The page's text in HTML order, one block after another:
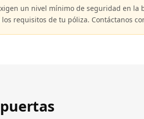
un nivel mínimo de seguridad en
requisitos de tu póliza. Contáctanos